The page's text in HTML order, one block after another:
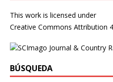
This work is licensed under
Creative Commons Attribution
BÚSQUEDA